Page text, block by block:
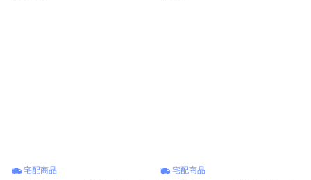
宅配商品 宅配商品